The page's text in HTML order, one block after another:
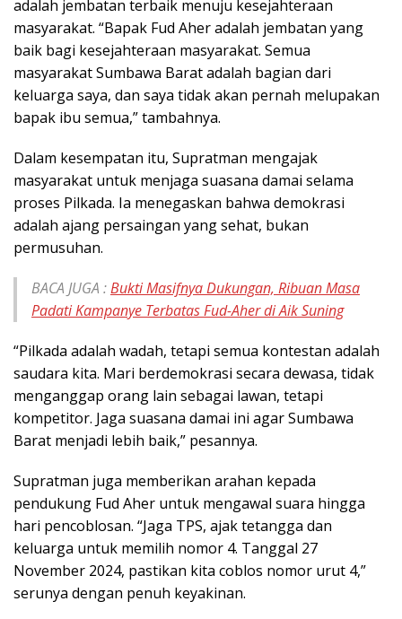
adalah jembatan terbaik menuju kesejahteraan
masyarakat. “Bapak Fud Aher adalah jembatan yang
baik bagi kesejahteraan masyarakat. Semua
masyarakat Sumbawa Barat adalah bagian dari
keluarga saya, dan saya tidak akan pernah melupakan
bapak ibu semua,” tambahnya.
Dalam kesempatan itu, Supratman mengajak
masyarakat untuk menjaga suasana damai selama
proses Pilkada. Ia menegaskan bahwa demokrasi
adalah ajang persaingan yang sehat, bukan
permusuhan.
BACA JUGA :Bukti Masifnya Dukungan, Ribuan Masa
Padati Kampanye Terbatas Fud-Aher di Aik Suning
“Pilkada adalah wadah, tetapi semua kontestan adalah
saudara kita. Mari berdemokrasi secara dewasa, tidak
menganggap orang lain sebagai lawan, tetapi
kompetitor. Jaga suasana damai ini agar Sumbawa
Barat menjadi lebih baik,” pesannya.
Supratman juga memberikan arahan kepada
pendukung Fud Aher untuk mengawal suara hingga
hari pencoblosan. “Jaga TPS, ajak tetangga dan
keluarga untuk memilih nomor 4. Tanggal 27
November 2024, pastikan kita coblos nomor urut 4,”
serunya dengan penuh keyakinan.